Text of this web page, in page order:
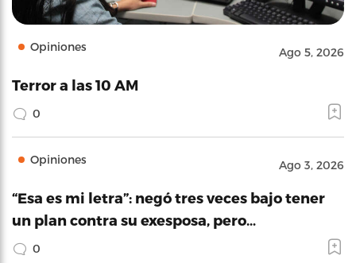
Opiniones Ago 5, 2026
Terror a las 10 AM
0
Opiniones Ago 3, 2026
“Esa es mi letra”: negó tres veces bajo tener
un plan contra su exesposa, pero…
0